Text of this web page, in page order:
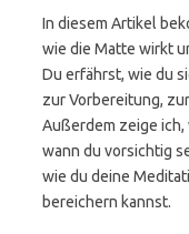
In diesem Artikel
wie die Matte wirkt
Du erfährst, wie du
zur Vorbereitung,
Außerdem zeige ich,
wann du vorsichtig
wie du deine
bereichern kannst.